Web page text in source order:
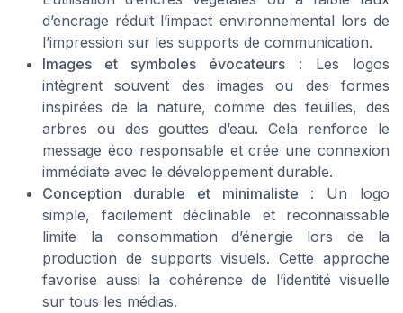
d’encrage réduit l’impact environnemental lors de
l’impression sur les supports de communication.
Images et symboles évocateurs : Les logos
intègrent souvent des images ou des formes
inspirées de la nature, comme des feuilles, des
arbres ou des gouttes d’eau. Cela renforce le
message éco responsable et crée une connexion
immédiate avec le développement durable.
Conception durable et minimaliste : Un logo
simple, facilement déclinable et reconnaissable
limite la consommation d’énergie lors de la
production de supports visuels. Cette approche
favorise aussi la cohérence de l’identité visuelle
sur tous les médias.